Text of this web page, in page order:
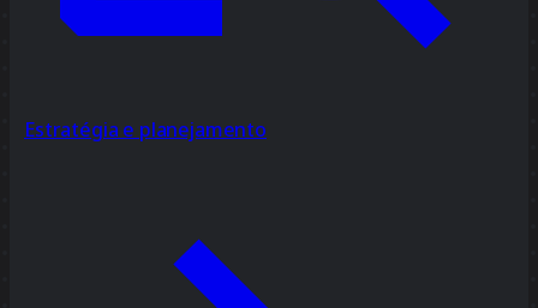
Estratégia e planejamento